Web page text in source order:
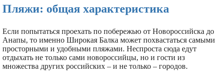
Пляжи: общая характеристика
Если попытаться проехать по побережью от Новороссийска до
Анапы, то именно Широкая Балка может похвастаться самыми
просторными и удобными пляжами. Неспроста сюда едут
отдыхать не только сами новороссийцы, но и гости из
множества других российских – и не только – городов.